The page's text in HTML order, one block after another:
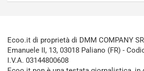
Ecoo.it di proprietà di DMM COMPANY
Emanuele II, 13, 03018 Paliano (FR) -
I.V.A. 03144800608